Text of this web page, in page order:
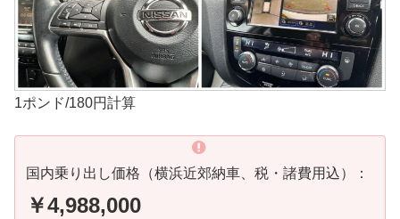
1ポンド/180円計算
国内乗り出し価格（横浜近郊納車、税・諸費用込）：
￥4,988,000